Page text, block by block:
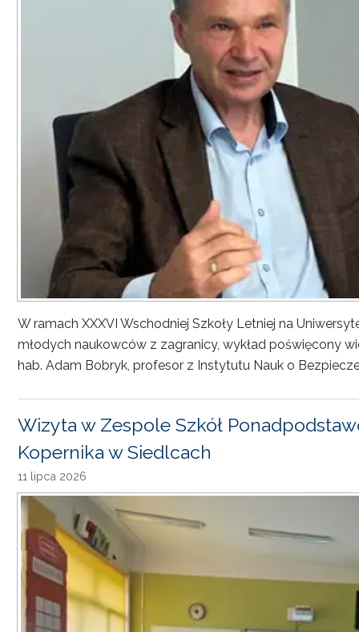
W ramach XXXVI Wschodniej Szkoły Letniej na
młodych naukowców z zagranicy, wykład poświęcony
hab. Adam Bobryk, profesor z Instytutu Nauk o
Wizyta w Zespole Szkół
Kopernika w Siedlcach
11 lipca 2026